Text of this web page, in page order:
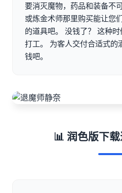
要消灭魔物，药品和装备不
或炼金术师那里购买能让您
的道具吧。 没钱了？ 这种
打工。 为客人交付合适式的
钱吧。
📊 润色版下